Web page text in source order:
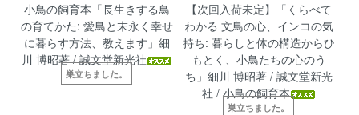
小鳥の飼育本「長生きする鳥
の育てかた: 愛鳥と末永く幸せ
に暮らす方法、教えます」細
川 博昭著 / 誠文堂新光社
巣立ちました。
【次回入荷未定】「くらべて
わかる 文鳥の心、インコの気
持ち: 暮らしと体の構造からひ
もとく、小鳥たちの心のう
ち」細川 博昭著 / 誠文堂新光
社 / 小鳥の飼育本
巣立ちました。